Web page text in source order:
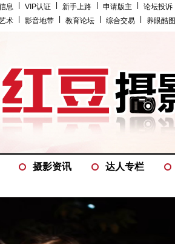
息 VIP认证 新手上路 申请版主 论坛投诉
术 影音地带 教育论坛 综合交易 养眼酷图
摄影资讯 达人专栏